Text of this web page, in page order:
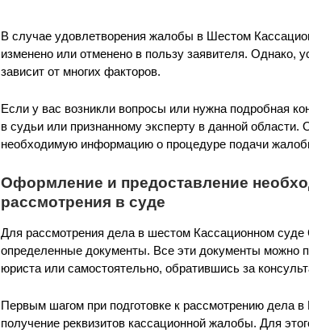
В случае удовлетворения жалобы в Шестом
изменено или отменено в пользу заявителя. Однако,
зависит от многих факторов.
Если у вас возникли вопросы или нужна подробная
в судьи или признанному эксперту в данной
необходимую информацию о процедуре подачи
Оформление и предоставление
рассмотрения в суде
Для рассмотрения дела в шестом Кассационном
определенные документы. Все эти документы можно
юриста или самостоятельно, обратившись за
Первым шагом при подготовке к рассмотрению дела
получение реквизитов кассационной жалобы. Для